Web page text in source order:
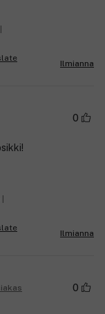
Ilmianna
0
Ilmianna
0